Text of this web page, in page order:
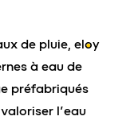
de pluie, eloy
à eau de
préfabriqués
l’eau